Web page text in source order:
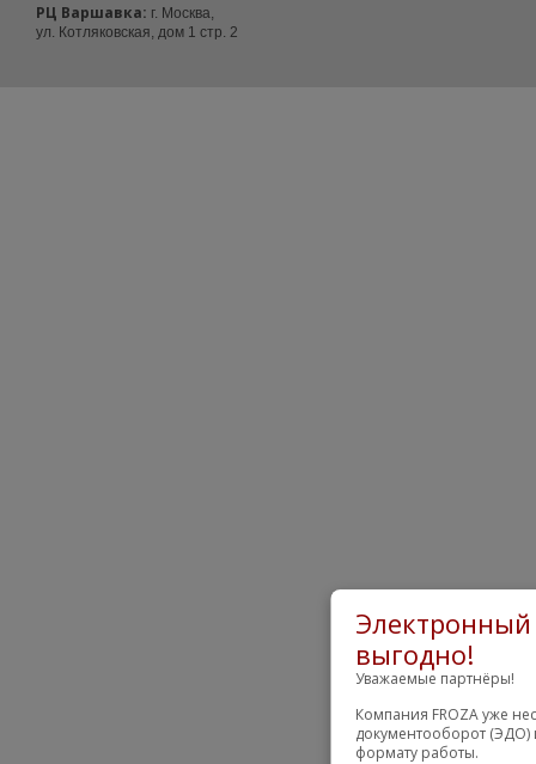
Электронный
выгодно!
Уважаемые партнёры!
Компания FROZA уже
документооборот (ЭДО)
формату работы.
РЦ Варшавка: г. Москва,
ул. Котляковская, дом 1 стр. 2